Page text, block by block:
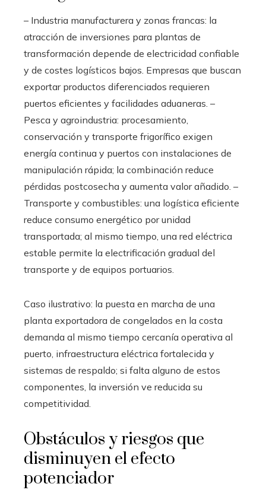
– Industria manufacturera y zonas francas: la
atracción de inversiones para plantas de
transformación depende de electricidad confiable
y de costes logísticos bajos. Empresas que buscan
exportar productos diferenciados requieren
puertos eficientes y facilidades aduaneras. –
Pesca y agroindustria: procesamiento,
conservación y transporte frigorífico exigen
energía continua y puertos con instalaciones de
manipulación rápida; la combinación reduce
pérdidas postcosecha y aumenta valor añadido. –
Transporte y combustibles: una logística eficiente
reduce consumo energético por unidad
transportada; al mismo tiempo, una red eléctrica
estable permite la electrificación gradual del
transporte y de equipos portuarios.
Caso ilustrativo: la puesta en marcha de una
planta exportadora de congelados en la costa
demanda al mismo tiempo cercanía operativa al
puerto, infraestructura eléctrica fortalecida y
sistemas de respaldo; si falta alguno de estos
componentes, la inversión ve reducida su
competitividad.
Obstáculos y riesgos que
disminuyen el efecto
potenciador